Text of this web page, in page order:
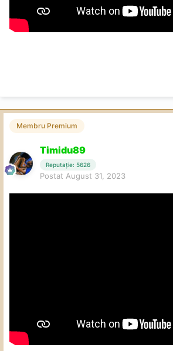
Membru Premium
Timidu89
Reputație: 5626
Postat August 31, 2023